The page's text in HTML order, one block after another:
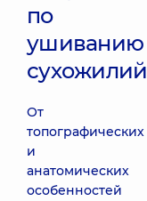
по
ушиванию
сухожилий
От
топографических
и
анатомических
особенностей